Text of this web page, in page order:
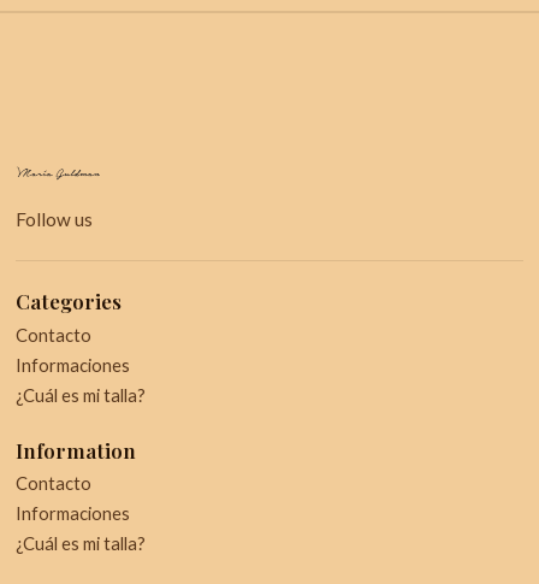
Follow us
Categories
Contacto
Informaciones
¿Cuál es mi talla?
Information
Contacto
Informaciones
¿Cuál es mi talla?